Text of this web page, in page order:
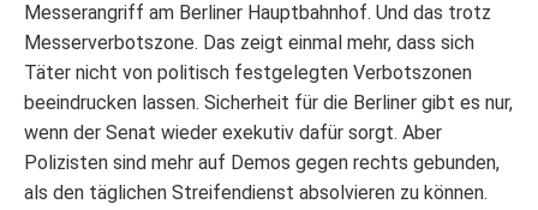
Messerangriff am Berliner Hauptbahnhof. Und das trotz
Messerverbotszone. Das zeigt einmal mehr, dass sich
Täter nicht von politisch festgelegten Verbotszonen
beeindrucken lassen. Sicherheit für die Berliner gibt es nur,
wenn der Senat wieder exekutiv dafür sorgt. Aber
Polizisten sind mehr auf Demos gegen rechts gebunden,
als den täglichen Streifendienst absolvieren zu können.